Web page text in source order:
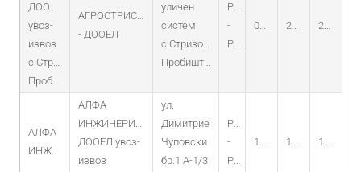
ДООЕЛ
увоз-
извоз
с.Стрисовци,
Пробиштип
АГРОСТРИСОВЦИ
- ДООЕЛ
уличен
систем
с.Стризовци,
Пробиштип
PO
-
PV
02.01.2014 25.12.2013 25.12.2028
АЛФА
ИНЖИНЕРИНГ
АЛФА
ИНЖИНЕРИНГ
ДООЕЛ увоз-
извоз
ул.
Димитрие
Чуповски
бр.1 А-1/3
PO
-
PV
13.06.2011 13.05.2011 13.05.2031